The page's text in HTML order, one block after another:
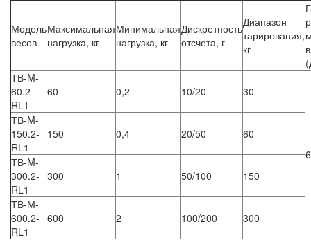
Модель
весов
Максимальная
нагрузка, кг
Минимальная
нагрузка, кг
Дискретность
отсчета, г
Диапазон
тарирования,
кг
ТВ-M-
60.2-
RL1
60 0,2 10/20 30
ТВ-M-
150.2-
RL1
150 0,4 20/50 60
ТВ-M-
300.2-
RL1
300 1 50/100 150
ТВ-M-
600.2-
RL1
600 2 100/200 300